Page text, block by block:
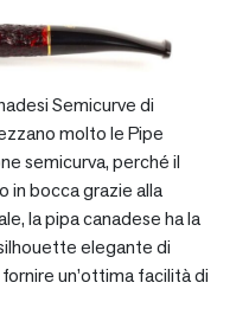
Semicurve di
molto le Pipe
semicurva, perché il
in bocca grazie alla
la pipa canadese ha la
elegante di
un’ottima facilità di